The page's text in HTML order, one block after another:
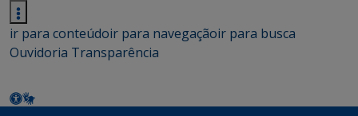
ir para conteúdoir para navegaçãoir para busca
Ouvidoria Transparência